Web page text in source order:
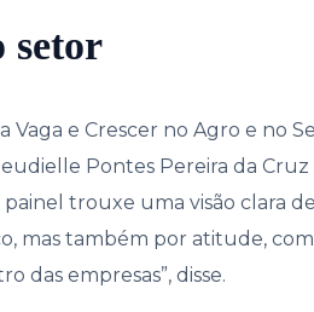
setor
e Crescer no Agro e no
Pontes Pereira da
trouxe uma visão clara
mas também por atitude,
das empresas”, disse.